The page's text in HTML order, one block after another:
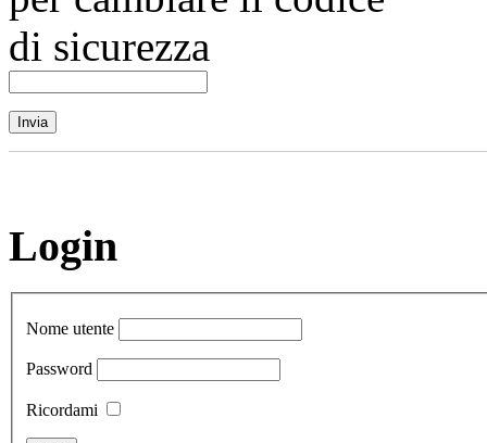
Login
Nome utente
Password
Ricordami